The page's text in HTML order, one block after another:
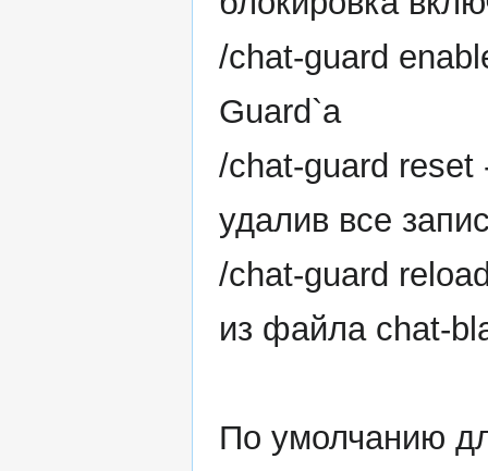
/chat-guard
Guard`a
/chat-guard reset
удалив все
/chat-guard
из файла chat-
По умолчанию